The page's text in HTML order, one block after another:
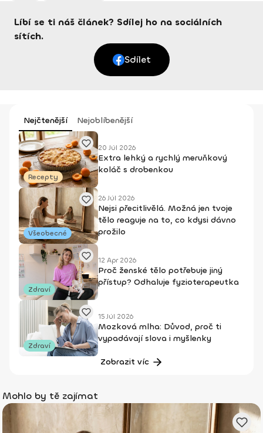
Líbí se ti náš článek? Sdílej ho na sociálních
sítích.
Sdílet
Nejčtenější Nejoblíbenější
Recepty
20 Júl 2026
Extra lehký a rychlý meruňkový
koláč s drobenkou
Všeobecné
26 Júl 2026
Nejsi přecitlivělá. Možná jen tvoje
tělo reaguje na to, co kdysi dávno
prožilo
Zdraví
12 Apr 2026
Proč ženské tělo potřebuje jiný
přístup? Odhaluje fyzioterapeutka
Zdraví
15 Júl 2026
Mozková mlha: Důvod, proč ti
vypadávají slova i myšlenky
Zobrazit víc
Mohlo by tě zajímat